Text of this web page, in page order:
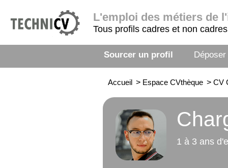
L'emploi des métiers de
Tous profils cadres et non cadres
Sourcer un profil
Accueil > Espace CVthèque > CV
1 à 3 ans